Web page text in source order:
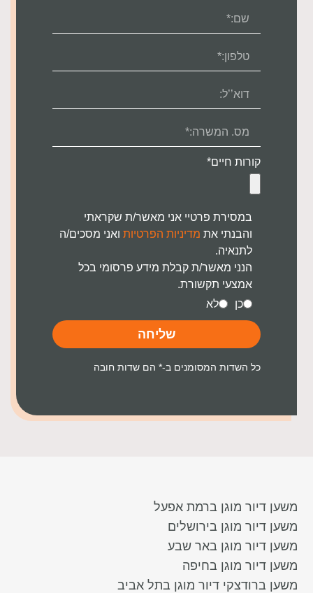
קורות חיים*
במסירת פרטיי אני מאשר/ת שקראתי
והבנתי את מדיניות הפרטיות ואני מסכים/ה
לתנאיה.
הנני מאשר/ת קבלת מידע פרסומי בכל
אמצעי תקשורת.
כן
לא
שליחה
כל השדות המסומנים ב-* הם שדות חובה
משען דיור מוגן ברמת אפעל
משען דיור מוגן בירושלים
משען דיור מוגן באר שבע
משען דיור מוגן בחיפה
משען ברודצקי דיור מוגן בתל אביב